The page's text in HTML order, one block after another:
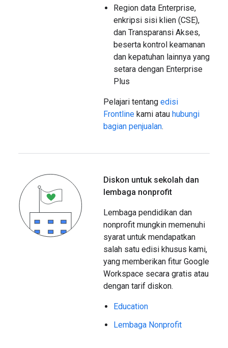
Region data Enterprise,
enkripsi sisi klien (CSE),
dan Transparansi Akses,
beserta kontrol keamanan
dan kepatuhan lainnya yang
setara dengan Enterprise
Plus
Pelajari tentang edisi
Frontline kami atau hubungi
bagian penjualan.
Diskon untuk sekolah dan
lembaga nonprofit
Lembaga pendidikan dan
nonprofit mungkin memenuhi
syarat untuk mendapatkan
salah satu edisi khusus kami,
yang memberikan fitur Google
Workspace secara gratis atau
dengan tarif diskon.
Education
Lembaga Nonprofit